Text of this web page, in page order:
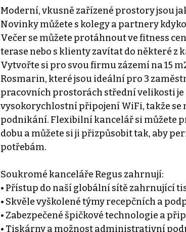
Moderní, vkusně zařízené prostory jsou
Novinky můžete s kolegy a partnery
Večer se můžete protáhnout ve fitness
terase nebo s klienty zavítat do některé z
Vytvořte si pro svou firmu zázemí na 15
Rosmarin, které jsou ideální pro 3
pracovních prostorách střední velikosti
vysokorychlostní připojení WiFi, takže se
podnikání. Flexibilní kancelář si můžete
dobu a můžete si ji přizpůsobit tak, aby
potřebám.
Soukromé kanceláře Regus zahrnují:
• Přístup do naší globální sítě zahrnující
• Skvěle vyškolené týmy recepčních a
• Zabezpečené špičkové technologie a
• Tiskárny a možnost administrativní